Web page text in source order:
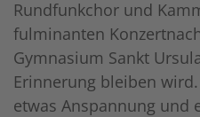
Rundfunkchor und
fulminanten
Gymnasium Sankt
Erinnerung bleiben
etwas Anspannung und